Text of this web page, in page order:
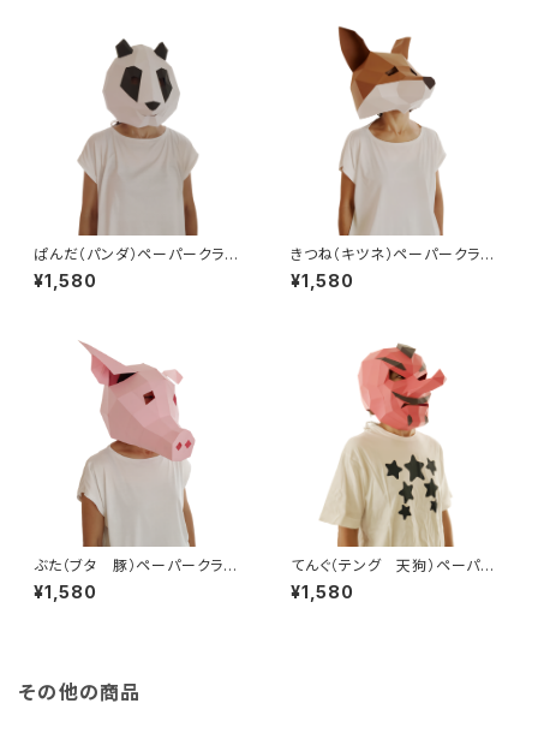
SK PAPERCRAFT DIY
込】Rhino 3D Mask Papercr
aft DIY
ぱんだ（パンダ）ペーパークラフ
トマスク かぶりもの 大人
用 手作り人気動物シリーズ
も！【送料込】Panda 3D Mask
Papercraft DIY
¥1,580
きつね（キツネ）ペーパークラフ
トマスク かぶりもの 大人
用 手作り人気動物シリーズ
も！【送料込】Fox 3D Mask Pa
percraft DIY
¥1,580
ぶた（ブタ 豚）ペーパークラフ
トマスク かぶりもの 大人
用 手作り人気動物シリーズ
¥1,580
てんぐ（テング 天狗）ペーパー
クラフトマスク かぶりもの 大
人用 手作り人気動物シリー
¥1,580
その他の商品